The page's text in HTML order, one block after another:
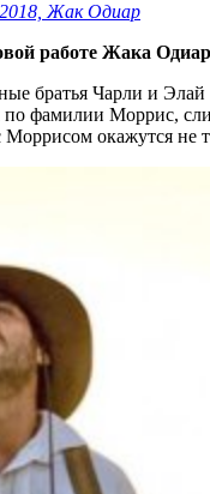
2018, Жак Одиар
работе Жака
братья Чарли и
фамилии Моррис,
окажутся не